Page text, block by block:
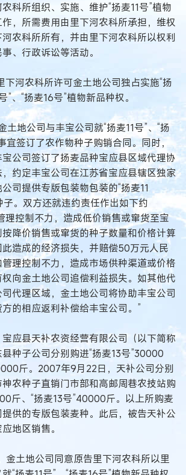
科所组织、实施、维护“扬麦11号”植物
，所需费用由里下河农科所承担，维权
农科所所有，并由里下河农科所以权利
、行政诉讼等活动。
下河农科所许可金土地公司独占实施“扬
”、“扬麦16号”植物新品种权。
地公司与丰宝公司就“扬麦11号”、“扬
宜签订了农作物种子购销合同。同时，
公司签订了扬麦品种宝应县区域代理协
约定丰宝公司在江苏省宝应县辖区独家
司提供专版包装物包装的“扬麦11
子。双方还就违约责任作出如下约
理控制不力，造成低价销售或窜货至宝
降价销售或窜货的种子数量和价格计算
造成的经济损失，并赔偿50万元人民
理控制不力，造成市场供种渠道或价格
向金土地公司追偿利益损失。如其他代
代理区域，金土地公司将协助丰宝公司
的相应返利补偿给丰宝公司。”
应县天补农资经营有限公司（以下简称
种子公司分别购进“扬麦13号”30000
斤。2007年9月22日，天补公司分别
农种子直销门市部和高邮周巷农技站购
斤、“扬麦13号”40000斤。以上所购麦
供的专版包装麦种。此后，被告天补公
地区销售。
金土地公司同意原告里下河农科所以里